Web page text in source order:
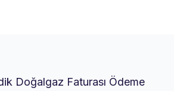
Doğalgaz Faturası Ödeme